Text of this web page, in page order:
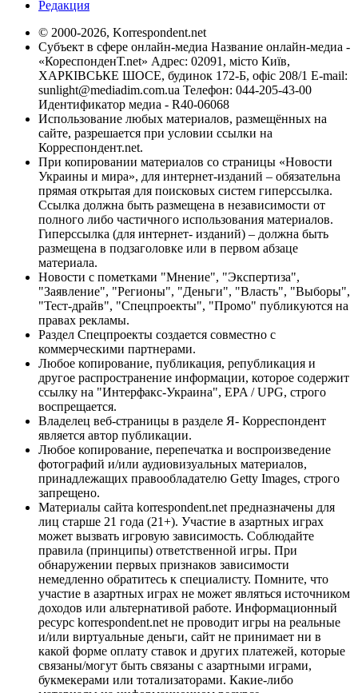
Редакция
© 2000-2026, Korrespondent.net
Субъект в сфере онлайн-медиа Название онлайн-медиа -
«КореспонденТ.net» Адрес: 02091, місто Київ,
ХАРКІВСЬКЕ ШОСЕ, будинок 172-Б, офіс 208/1 E-mail:
sunlight@mediadim.com.ua Телефон: 044-205-43-00
Идентификатор медиа - R40-06068
Использование любых материалов, размещённых на
сайте, разрешается при условии ссылки на
Корреспондент.net.
При копировании материалов со страницы «Новости
Украины и мира», для интернет-изданий – обязательна
прямая открытая для поисковых систем гиперссылка.
Ссылка должна быть размещена в независимости от
полного либо частичного использования материалов.
Гиперссылка (для интернет- изданий) – должна быть
размещена в подзаголовке или в первом абзаце
материала.
Новости с пометками "Мнение", "Экспертиза",
"Заявление", "Регионы", "Деньги", "Власть", "Выборы",
"Тест-драйв", "Спецпроекты", "Промо" публикуются на
правах рекламы.
Раздел Спецпроекты создается совместно с
коммерческими партнерами.
Любое копирование, публикация, републикация и
другое распространение информации, которое содержит
ссылку на "Интерфакс-Украина", EPA / UPG, строго
воспрещается.
Владелец веб-страницы в разделе Я- Корреспондент
является автор публикации.
Любое копирование, перепечатка и воспроизведение
фотографий и/или аудиовизуальных материалов,
принадлежащих правообладателю Getty Images, строго
запрещено.
Материалы сайта korrespondent.net предназначены для
лиц старше 21 года (21+). Участие в азартных играх
может вызвать игровую зависимость. Соблюдайте
правила (принципы) ответственной игры. При
обнаружении первых признаков зависимости
немедленно обратитесь к специалисту. Помните, что
участие в азартных играх не может являться источником
доходов или альтернативой работе. Информационный
ресурс korrespondent.net не проводит игры на реальные
и/или виртуальные деньги, сайт не принимает ни в
какой форме оплату ставок и других платежей, которые
связаны/могут быть связаны с азартными играми,
букмекерами или тотализаторами. Какие-либо